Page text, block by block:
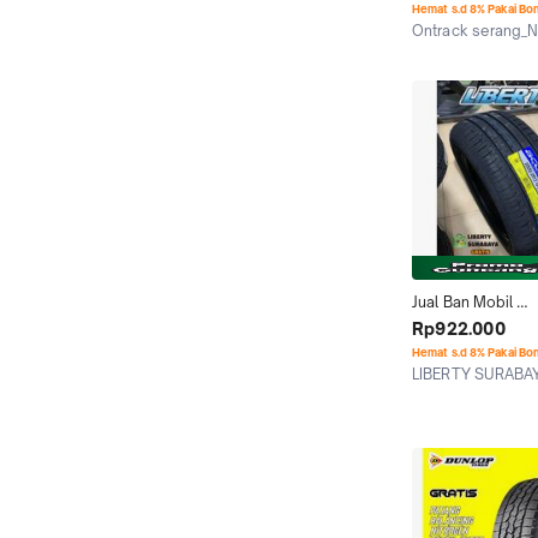
Hemat s.d 8% Pakai
Ontrack
Jual Ban Mobil
Innova,Camry
17 Accelera -
Rp922.000
Hemat s.d 8% Pakai
LIBERTY